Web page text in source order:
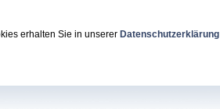
erhalten Sie in unserer Datenschutzerklärung